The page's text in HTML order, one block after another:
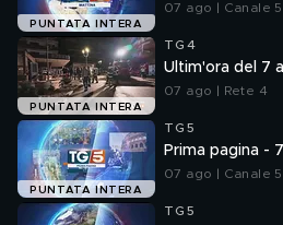
PUNTATA INTERA
07 ago | Canale 5
PUNTATA INTERA
TG4
Ultim'ora del 7
07 ago | Rete 4
PUNTATA INTERA
TG5
Prima pagina -
07 ago | Canale 5
TG5